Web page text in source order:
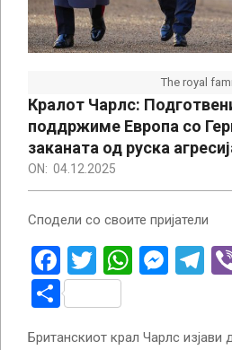
The royal
Кралот Чарлс:
поддржиме Европа со
заканата од руска
ON: 04.12.2025
Сподели со своите пријатели
Facebook
Twitter
Share
Британскиот крал Чарлс изјави